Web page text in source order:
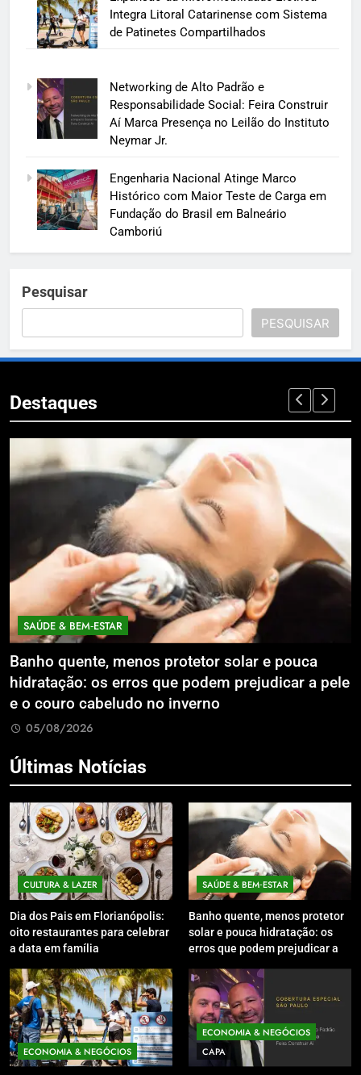
Integra Litoral Catarinense com Sistema
de Patinetes Compartilhados
Networking de Alto Padrão e
Responsabilidade Social: Feira Construir
Aí Marca Presença no Leilão do Instituto
Neymar Jr.
Engenharia Nacional Atinge Marco
Histórico com Maior Teste de Carga em
Fundação do Brasil em Balneário
Camboriú
Pesquisar
PESQUISAR
Destaques
solar e pouca
prejudicar a pele
ECONOMIA & NEGÓCIOS
Expansão da Micromobilidade
Litoral Catarinense com
Compartilhados
Últimas Notícias
CULTURA & LAZER
Dia dos Pais em Florianópolis:
oito restaurantes para celebrar
a data em família
SAÚDE & BEM‑ESTAR
Banho quente, menos protetor
solar e pouca hidratação: os
erros que podem prejudicar a
inverno
ECONOMIA & NEGÓCIOS
ECONOMIA & NEGÓCIOS
CAPA